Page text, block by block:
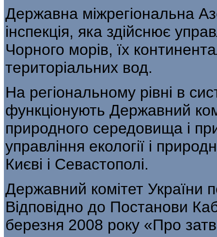
Державна міжрегіональна
інспек­ція, яка здійснює
Чорного морів, їх
територіальних вод.
На регіональному рівні в
функціону­ють Державний
природного середови­ща і
управління екології і
Києві і Севастополі.
Державний комітет України
Відповідно до Постанови
березня 2008 року «Про